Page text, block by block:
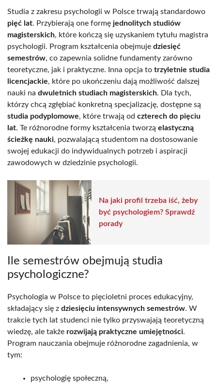
Studia z zakresu psychologii w Polsce trwają standardowo
pięć lat. Przybierają one formę jednolitych studiów
magisterskich, które kończą się uzyskaniem tytułu magistra
psychologii. Program kształcenia obejmuje dziesięć
semestrów, co zapewnia solidne fundamenty zarówno
teoretyczne, jak i praktyczne. Inna opcja to trzyletnie studia
licencjackie, które po ukończeniu dają możliwość dalszej
nauki na dwuletnich studiach magisterskich. Dla tych,
którzy chcą zgłębiać konkretną specjalizację, dostępne są
studia podyplomowe, które trwają od czterech do pięciu
lat. Te różnorodne formy kształcenia tworzą elastyczną
ścieżkę nauki, pozwalającą studentom na dostosowanie
swojej edukacji do indywidualnych potrzeb i aspiracji
zawodowych w dziedzinie psychologii.
Na jaki profil trzeba iść, żeby
być psychologiem? Sprawdź
porady
Ile semestrów obejmują studia
psychologiczne?
Psychologia w Polsce to pięcioletni proces edukacyjny,
składający się z dziesięciu intensywnych semestrów. W
trakcie tych lat studenci nie tylko przyswajają teoretyczną
wiedzę, ale także rozwijają praktyczne umiejętności.
Program nauczania obejmuje różnorodne zagadnienia, w
tym:
psychologię społeczną,